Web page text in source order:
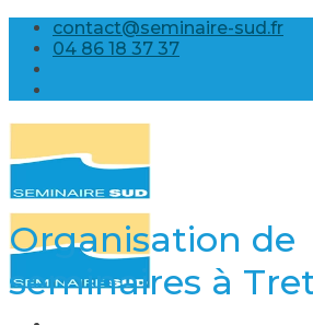
Skip
content
contact@seminaire-sud.fr
04 86 18 37 37
Organisation de
seminaires à